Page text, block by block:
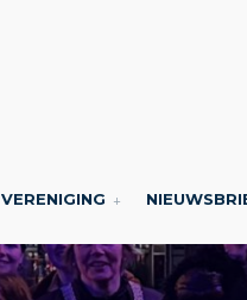
VERENIGING